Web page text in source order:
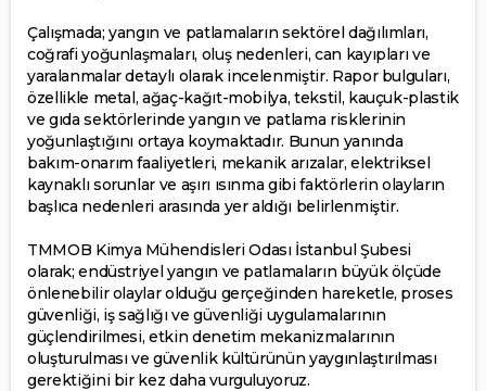
Çalışmada; yangın ve patlamaların sektörel dağılımları,
coğrafi yoğunlaşmaları, oluş nedenleri, can kayıpları ve
yaralanmalar detaylı olarak incelenmiştir. Rapor bulguları,
özellikle metal, ağaç-kağıt-mobilya, tekstil, kauçuk-plastik
ve gıda sektörlerinde yangın ve patlama risklerinin
yoğunlaştığını ortaya koymaktadır. Bunun yanında
bakım-onarım faaliyetleri, mekanik arızalar, elektriksel
kaynaklı sorunlar ve aşırı ısınma gibi faktörlerin olayların
başlıca nedenleri arasında yer aldığı belirlenmiştir.
TMMOB Kimya Mühendisleri Odası İstanbul Şubesi
olarak; endüstriyel yangın ve patlamaların büyük ölçüde
önlenebilir olaylar olduğu gerçeğinden hareketle, proses
güvenliği, iş sağlığı ve güvenliği uygulamalarının
güçlendirilmesi, etkin denetim mekanizmalarının
oluşturulması ve güvenlik kültürünün yaygınlaştırılması
gerektiğini bir kez daha vurguluyoruz.